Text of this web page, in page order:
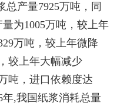
总产量7925万吨，同
为1005万吨，较上年
万吨，较上年微降
较上年大幅减少
吨，进口依赖度达
年,我国纸浆消耗总量